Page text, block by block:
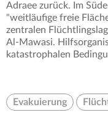
Adraee zurück. Im
"weitläufige freie
zentralen
Al-Mawasi.
katastrophalen
Evakuierung